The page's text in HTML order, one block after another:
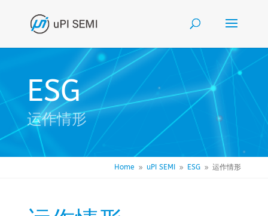
ESG
运作情形
Home 9 uPI SEMI 9 ESG 9 运作情形